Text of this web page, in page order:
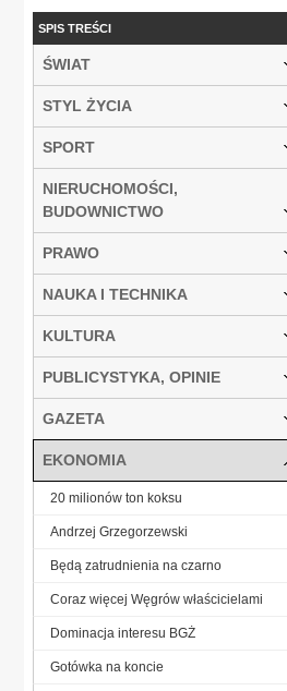
SPIS TREŚCI
ŚWIAT
STYL ŻYCIA
SPORT
NIERUCHOMOŚCI,
BUDOWNICTWO
PRAWO
NAUKA I TECHNIKA
KULTURA
PUBLICYSTYKA, OPINIE
GAZETA
EKONOMIA
20 milionów ton koksu
Andrzej Grzegorzewski
Będą zatrudnienia na czarno
Coraz więcej Węgrów właścicielami
Dominacja interesu BGŻ
Gotówka na koncie